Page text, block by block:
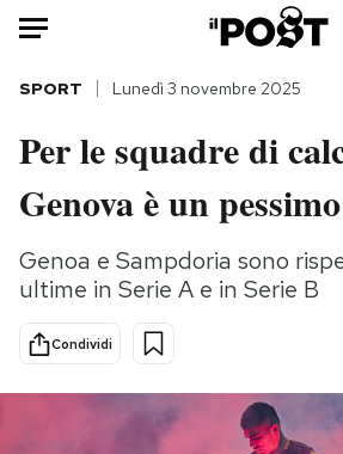
Auto
HOME
Italia
Politica
Tecnologia
Internet
Cultura
Moda
SPORT Lunedì 3 novembre 2025
Per le squadre di
Genova è un
Genoa e Sampdoria sono
ultime in Serie A e in Serie B
Condividi